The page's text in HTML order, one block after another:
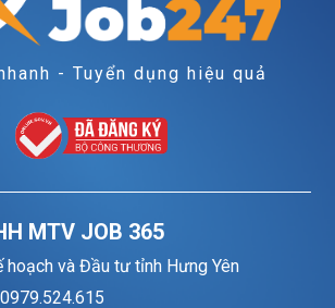
- Tuyển dụng hiệu quả
MTV JOB 365
hoạch và Đầu tư tỉnh Hưng Yên